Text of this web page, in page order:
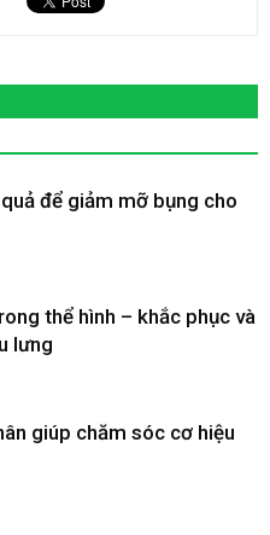
để giảm mỡ bụng cho
thể hình – khắc phục và
lưng
giúp chăm sóc cơ hiệu